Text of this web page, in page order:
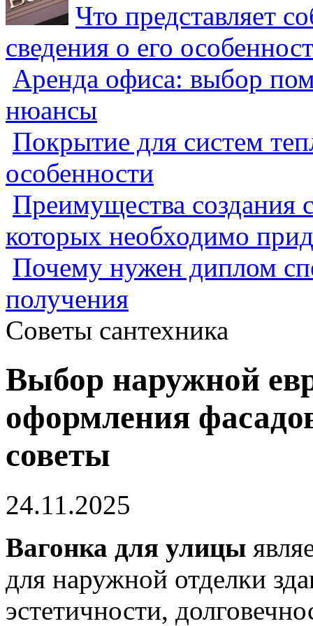
Что представляет
сведения о его
Аренда офиса: выбор
нюансы
Покрытие для систем
особенности
Преимущества создания
которых необходимо
Почему нужен диплом
получения
Советы сантехника
Выбор наружной
оформления
советы
24.11.2025
Вагонка для улицы
для наружной отделки
эстетичности,